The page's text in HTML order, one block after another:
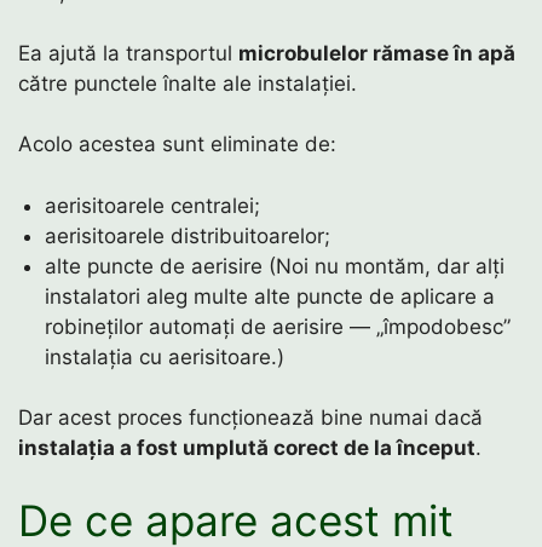
Ea ajută la transportul microbulelor rămase în apă
către punctele înalte ale instalației.
Acolo acestea sunt eliminate de:
aerisitoarele centralei;
aerisitoarele distribuitoarelor;
alte puncte de aerisire (Noi nu montăm, dar alți
instalatori aleg multe alte puncte de aplicare a
robineților automați de aerisire — „împodobesc”
instalația cu aerisitoare.)
Dar acest proces funcționează bine numai dacă
instalația a fost umplută corect de la început.
De ce apare acest mit